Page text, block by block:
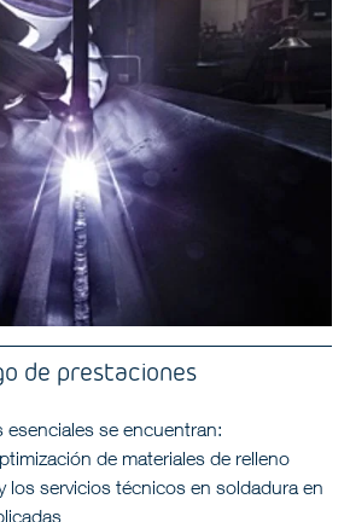
de prestaciones
esenciales se encuentran:
de materiales de relleno
los servicios técnicos en soldadura en